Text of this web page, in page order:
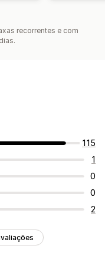
recorrentes e com
115
1
0
0
2